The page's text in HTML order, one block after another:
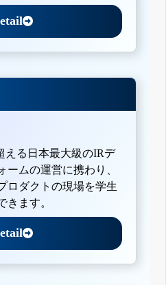
える日本最大級のIRデ
ームの運営に携わり、
ロダクトの現場を学生
きます。